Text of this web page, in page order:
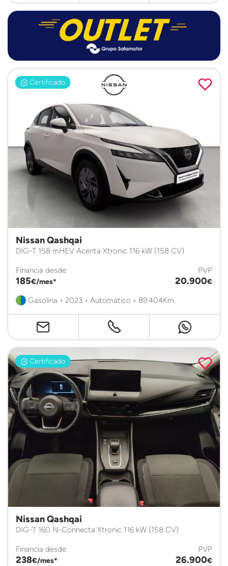
Certificado
Nissan Qashqai
DIG-T 158 mHEV Acenta Xtronic 116 kW (158 CV)
Financia desde
185€/mes*
PVP
20.900€
Gasolina • 2023 • Automático • 89.404Km.
Certificado
Nissan Qashqai
DIG-T 160 N-Connecta Xtronic 116 kW (158 CV)
Financia desde
238€/mes*
PVP
26.900€